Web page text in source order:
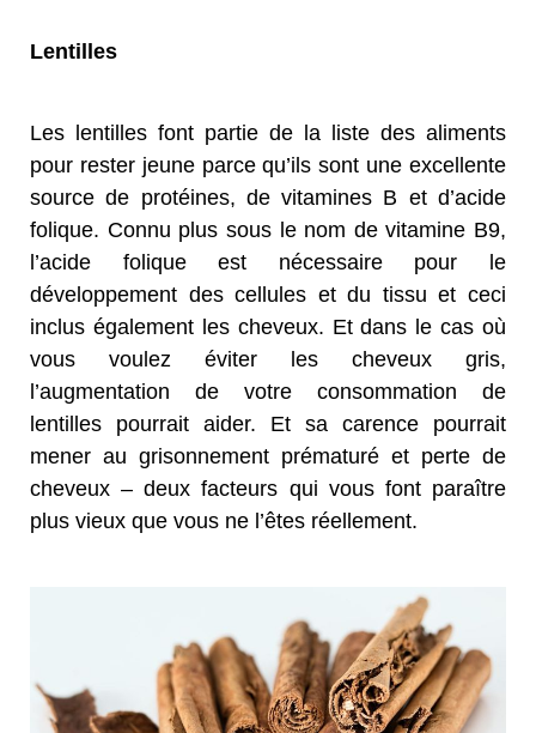
Lentilles
Les lentilles font partie de la liste des aliments
pour rester jeune parce qu’ils sont une excellente
source de protéines, de vitamines B et d’acide
folique. Connu plus sous le nom de vitamine B9,
l’acide folique est nécessaire pour le
développement des cellules et du tissu et ceci
inclus également les cheveux. Et dans le cas où
vous voulez éviter les cheveux gris,
l’augmentation de votre consommation de
lentilles pourrait aider. Et sa carence pourrait
mener au grisonnement prématuré et perte de
cheveux – deux facteurs qui vous font paraître
plus vieux que vous ne l’êtes réellement.